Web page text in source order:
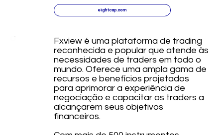
eightcap.com
Fxview é uma plataforma de trading
reconhecida e popular que atende às
necessidades de traders em todo o
mundo. Oferece uma ampla gama de
recursos e benefícios projetados
para aprimorar a experiência de
negociação e capacitar os traders a
alcançarem seus objetivos
financeiros.